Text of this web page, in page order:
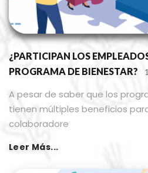
¿PARTICIPAN LOS
PROGRAMA DE BIENESTAR?
A pesar de saber que los
tienen múltiples beneficios
colaboradore
Leer Más...